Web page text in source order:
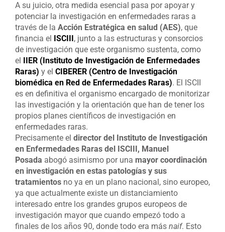
A su juicio, otra medida esencial pasa por apoyar y
potenciar la investigación en enfermedades raras a
través de la Acción Estratégica en salud (AES), que
financia el
ISCIII , junto a las estructuras y consorcios
de investigación que este organismo sustenta, como
el
IIER (Instituto de Investigación de Enfermedades
Raras) y el CIBERER (Centro de Investigación
biomédica en Red de Enfermedades Raras). El ISCII
es en definitiva el organismo encargado de monitorizar
las investigación y la orientación que han de tener los
propios planes científicos de investigación en
enfermedades raras.
Precisamente el director del Instituto de Investigación
en Enfermedades Raras del ISCIII, Manuel
Posada abogó asimismo por una mayor coordinación
en investigación en estas patologías y sus
tratamientos no ya en un plano nacional, sino europeo,
ya que actualmente existe un distanciamiento
interesado entre los grandes grupos europeos de
investigación mayor que cuando empezó todo a
finales de los años 90, donde todo era más naif. Esto